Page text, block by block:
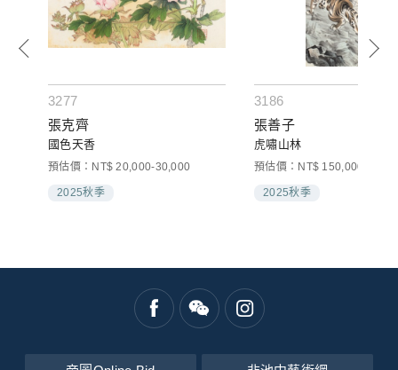
3277
張克齊
國色天香
預估價：NT$ 20,000-30,000
2025秋季
3186
張善子
虎嘯山林
預估價：NT$ 150,000-
2025秋季